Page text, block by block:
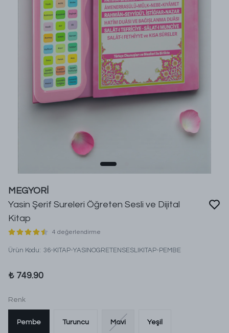
MEGYORİ
Yasin Şerif Sureleri Öğreten Sesli ve Dijital
Kitap
4 değerlendirme
Ürün Kodu: 36-KITAP-YASINOGRETENSESLIKITAP-PEMBE
₺ 749.90
Renk
Pembe Turuncu Mavi Yeşil